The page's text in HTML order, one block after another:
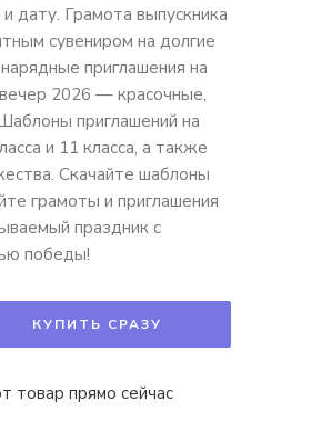
дату. Грамота выпускника
сувениром на долгие
приглашения на
2026 — красочные,
приглашений на
и 11 класса, а также
Скачайте шаблоны
грамоты и приглашения
праздник с
победы!
КУПИТЬ СРАЗУ
товар прямо сейчас